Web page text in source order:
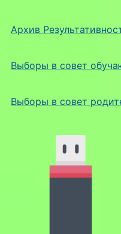
Архив
Выборы в совет
Выборы в совет